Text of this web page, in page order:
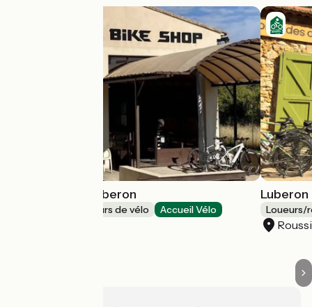
Général Bike Luberon
Loueurs/réparateurs de vélo Accueil Vélo
Luberon
Loueurs/